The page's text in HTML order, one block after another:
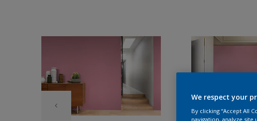
We respect your
By clicking “Accept All
navigation, analyze site